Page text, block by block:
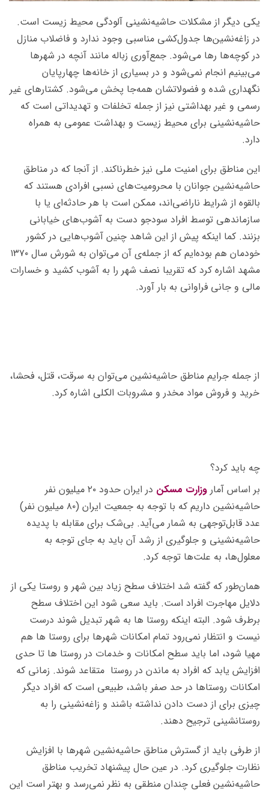
یکی دیگر از مشکلات حاشیه‌نشینی آلودگی محیط زیست است.
در زاغه‌نشین‌ها جدول‌کشی مناسبی وجود ندارد و فاضلاب منازل
در کوچه‌ها رها می‌شود. جمع‌آوری زباله مانند آنچه در شهرها
می‌بینیم انجام نمی‌شود و در بسیاری از خانه‌ها چهارپایان
نگهداری شده و فضولاتشان همه‌جا پخش می‌شود. کشتارهای غیر
رسمی و غیر بهداشتی نیز از جمله تخلفات و تهدیداتی است که
حاشیه‌نشینی برای محیط زیست و بهداشت عمومی به همراه
دارد.
این مناطق برای امنیت ملی نیز خطرناکند. از آنجا که در مناطق
حاشیه‌نشین جوانان با محرومیت‌های نسبی افرادی هستند که
بالقوه از شرایط ناراضی‌اند، ممکن است با هر حادثه‌ای یا با
سازماندهی توسط افراد سودجو دست به آشوب‌های خیابانی
بزنند. کما اینکه پیش از این شاهد چنین آشوب‌هایی در کشور
خودمان هم بوده‌ایم که از جمله‌ی آن می‌توان به شورش سال ۱۳۷۰
مشهد اشاره کرد که تقریبا نصف شهر را به آشوب کشید و خسارات
مالی و جانی فراوانی به بار آورد.
از جمله جرایم مناطق حاشیه‌نشین می‌توان به سرقت، قتل، فحشا،
خرید و فروش مواد مخدر و مشروبات الکلی اشاره کرد.
چه باید کرد؟
بر اساس آمار وزارت مسکن
در ایران حدود ۲۰ میلیون نفر
حاشیه‌نشین داریم که با توجه به جمعیت ایران (۸۰ میلیون نفر)
عدد قابل‌توجهی به شمار می‌آید. بی‌شک برای مقابله با پدیده‌
حاشیه‌نشینی و جلوگیری از رشد آن باید به جای توجه به
معلول‌ها، به علت‌ها توجه کرد.
همان‌طور که گفته شد اختلاف سطح زیاد بین شهر و روستا یکی از
دلایل مهاجرت افراد است. باید سعی شود این اختلاف سطح
برطرف شود. البته اینکه روستا ها به شهر تبدیل شوند درست
نیست و انتظار نمی‌رود تمام امکانات شهرها برای روستا ها هم
مهیا شود، اما باید سطح امکانات و خدمات در روستا ها تا حدی
افزایش یابد که افراد به ماندن در روستا متقاعد شوند. زمانی که
امکانات روستاها در حد صفر باشد، طبیعی است که افراد دیگر
چیزی برای از دست دادن نداشته باشند و زاغه‌نشینی را به
روستانشینی ترجیح دهند.
از طرفی باید از گسترش مناطق حاشیه‌نشین شهرها با افزایش
نظارت جلوگیری کرد. در عین حال پیشنهاد تخریب مناطق
حاشیه‌نشین فعلی چندان منطقی به نظر نمی‌رسد و بهتر است این